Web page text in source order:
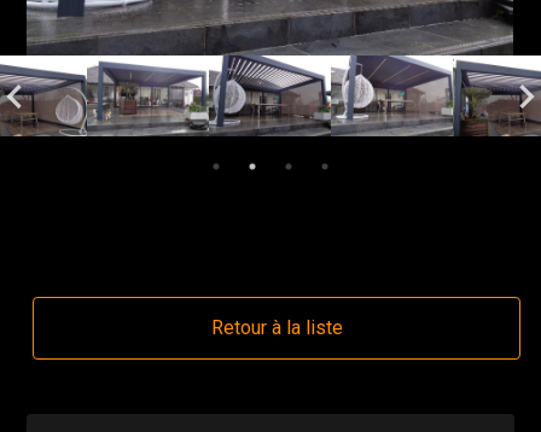
Retour à la liste